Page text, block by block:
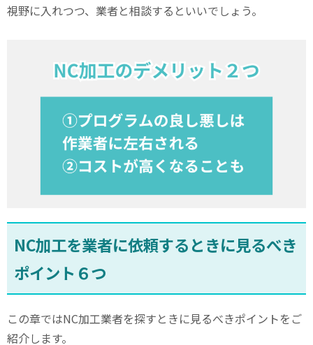
視野に入れつつ、業者と相談するといいでしょう。
NC加工を業者に依頼するときに見るべき
ポイント６つ
この章ではNC加工業者を探すときに見るべきポイントをご
紹介します。